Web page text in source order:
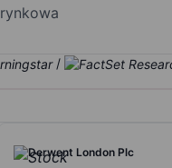
/
Derwent London Plc